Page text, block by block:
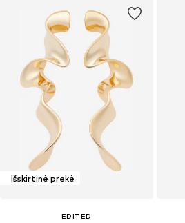
Išskirtinė prekė
EDITED